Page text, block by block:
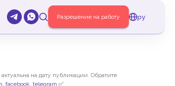
Разрешение на работу ру
на дату публикации. Обратите
, facebook, telegram ✅